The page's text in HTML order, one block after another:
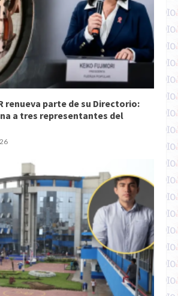
renueva parte de su Directorio:
a tres representantes del